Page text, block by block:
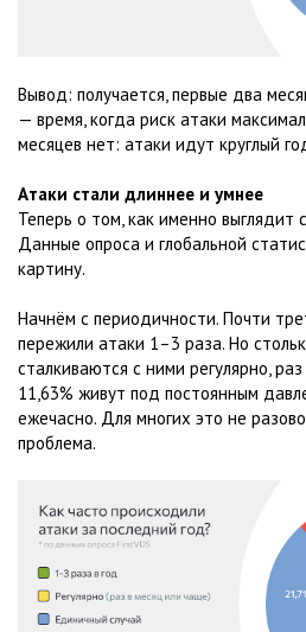
Вывод: получается, первые два
— время, когда риск атаки
месяцев нет: атаки идут круглый
Атаки стали длиннее и умнее
Теперь о том, как именно выглядит
Данные опроса и глобальной
картину.
Начнём с периодичности. Почти
пережили атаки 1–3 раза. Но
сталкиваются с ними регулярно,
11,63% живут под постоянным
ежечасно. Для многих это не
проблема.